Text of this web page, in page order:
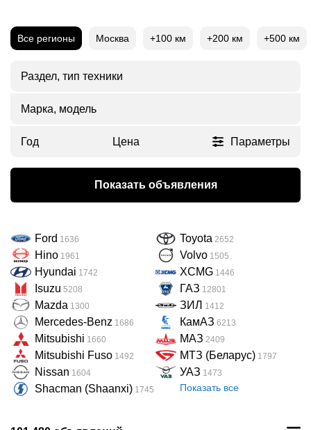
Все регионы Москва +100 км +200 км +500 км
Раздел, тип техники
Марка, модель
Год Цена Параметры
Показать объявления
Ford 1636
Hino 1961
Hyundai 1742
Isuzu 5208
Mazda 1300
Mercedes-Benz 1686
Mitsubishi 1660
Mitsubishi Fuso 1492
Nissan 1604
Shacman (Shaanxi) 1745
Toyota 2652
Volvo 1505
XCMG 1446
ГАЗ 12801
ЗИЛ 1412
КамАЗ 6213
МАЗ 2409
МТЗ (Беларус) 1797
УАЗ 1473
Показать все